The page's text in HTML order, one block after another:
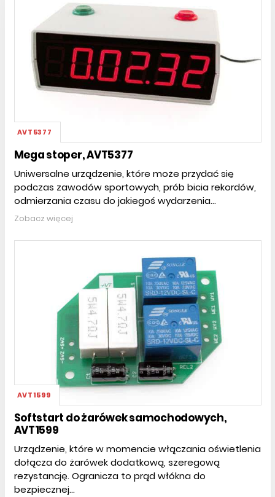
AVT5377
Mega stoper, AVT5377
Uniwersalne urządzenie, które może przydać się
podczas zawodów sportowych, prób bicia rekordów,
odmierzania czasu do jakiegoś wydarzenia...
Zobacz więcej
AVT1599
Softstart do żarówek samochodowych,
AVT1599
Urządzenie, które w momencie włączania oświetlenia
dołącza do żarówek dodatkową, szeregową
rezystancję. Ogranicza to prąd włókna do
bezpiecznej...